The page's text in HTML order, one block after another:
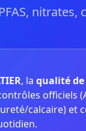
, la qualité de
officiels
calcaire) et